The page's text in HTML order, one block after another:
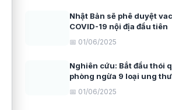
Nhật Bản sẽ phê duyệt
COVID-19 nội địa đầu tiên
📅 01/06/2025
Nghiên cứu: Bắt đầu thói
phòng ngừa 9 loại ung
📅 01/06/2025